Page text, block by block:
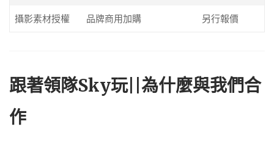
攝影素材授權 品牌商用加購 另行報價
跟著領隊Sky玩||為什麼與我們合
作